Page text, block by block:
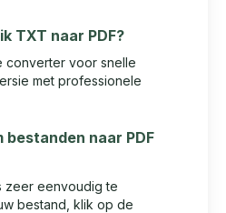
TXT naar PDF?
converter voor snelle
met professionele
bestanden naar PDF
zeer eenvoudig te
bestand, klik op de